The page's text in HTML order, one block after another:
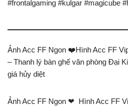
#frontalgaming #kulgar #magicube
Ảnh Acc FF Ngon ❤️Hình Acc FF
– Thanh lý bàn ghế văn phòng Đại
giá hủy diệt
Ảnh Acc FF Ngon ❤ ️ Hình Acc FF